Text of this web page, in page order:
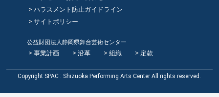
ハラスメント防止ガイドライン
サイトポリシー
公益財団法人静岡県舞台芸術センター
事業計画 沿革 組織 定款
Copyright SPAC : Shizuoka Performing Arts Center All rights reserved.